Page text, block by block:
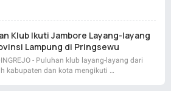
Klub Ikuti Jambore Layang-layang
Lampung di Pringsewu
- Puluhan klub layang-layang dari
kabupaten dan kota mengikuti …